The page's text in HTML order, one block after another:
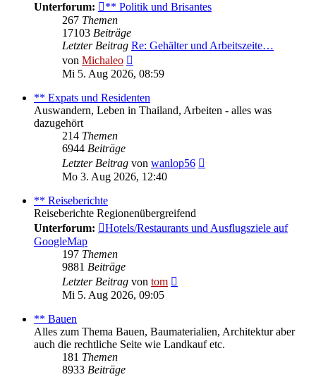
Unterforum:
** Politik und Brisantes
267 Themen
17103 Beiträge
Letzter Beitrag Re: Gehälter und Arbeitszeite…
von Michaleo
Beitrag
Mi 5. Aug 2026, 08:59
** Expats und Residenten
Auswandern, Leben in Thailand, Arbeiten - alles was
dazugehört
214 Themen
6944 Beiträge
Letzter Beitrag von wanlop56
Mo 3. Aug 2026, 12:40
** Reiseberichte
Reiseberichte Regionenübergreifend
Unterforum:
Hotels/Restaurants und Ausflugsziele auf
GoogleMap
197 Themen
9881 Beiträge
Letzter Beitrag von tom
Mi 5. Aug 2026, 09:05
** Bauen
Alles zum Thema Bauen, Baumaterialien, Architektur aber
auch die rechtliche Seite wie Landkauf etc.
181 Themen
8933 Beiträge